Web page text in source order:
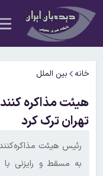
خانه بین الملل
هیئت مذاکره
تهران ترک کرد
رئیس هیئت
به مسقط و رایزنی